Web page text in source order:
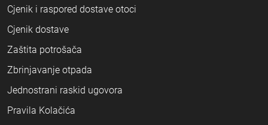
Cjenik i raspored dostave otoci
Cjenik dostave
Zaštita potrošača
Zbrinjavanje otpada
Jednostrani raskid ugovora
Pravila Kolačića